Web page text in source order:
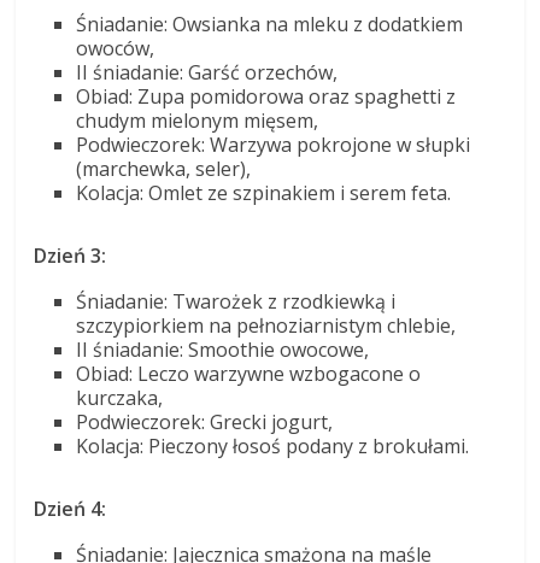
Śniadanie: Owsianka na mleku z dodatkiem
owoców,
II śniadanie: Garść orzechów,
Obiad: Zupa pomidorowa oraz spaghetti z
chudym mielonym mięsem,
Podwieczorek: Warzywa pokrojone w słupki
(marchewka, seler),
Kolacja: Omlet ze szpinakiem i serem feta.
Dzień 3:
Śniadanie: Twarożek z rzodkiewką i
szczypiorkiem na pełnoziarnistym chlebie,
II śniadanie: Smoothie owocowe,
Obiad: Leczo warzywne wzbogacone o
kurczaka,
Podwieczorek: Grecki jogurt,
Kolacja: Pieczony łosoś podany z brokułami.
Dzień 4:
Śniadanie: Jajecznica smażona na maśle